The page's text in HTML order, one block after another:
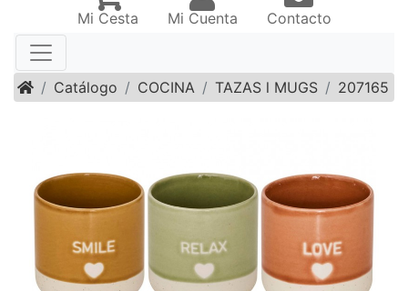
Mi Cesta Mi Cuenta Contacto
InicioCatálogo COCINA TAZAS l MUGS 207165